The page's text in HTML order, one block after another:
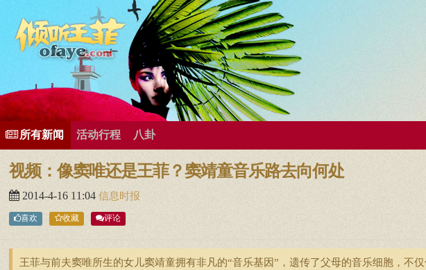
有歌曲专辑
王菲新闻王菲的精美图片王菲精彩视频王菲论坛给王菲留言用户中心王菲资料档案
所有新闻 活动行程 八卦
视频：像窦唯还是王菲？窦靖童音乐路去向何处
2014-4-16 11:04 信息时报
喜欢 收藏 评论
王菲与前夫窦唯所生的女儿窦靖童拥有非凡的“音乐基因”，遗传了父母的音乐细胞，不